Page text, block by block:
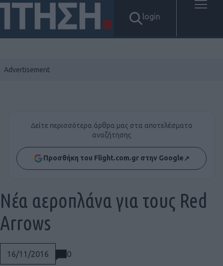
login
Δείτε περισσότερα άρθρα μας στα αποτελέσματα
αναζήτησης
Προσθήκη του Flight.com.gr στην Google↗
16/11/2016 0
Νέα αεροπλάνα για τους Red
Arrows